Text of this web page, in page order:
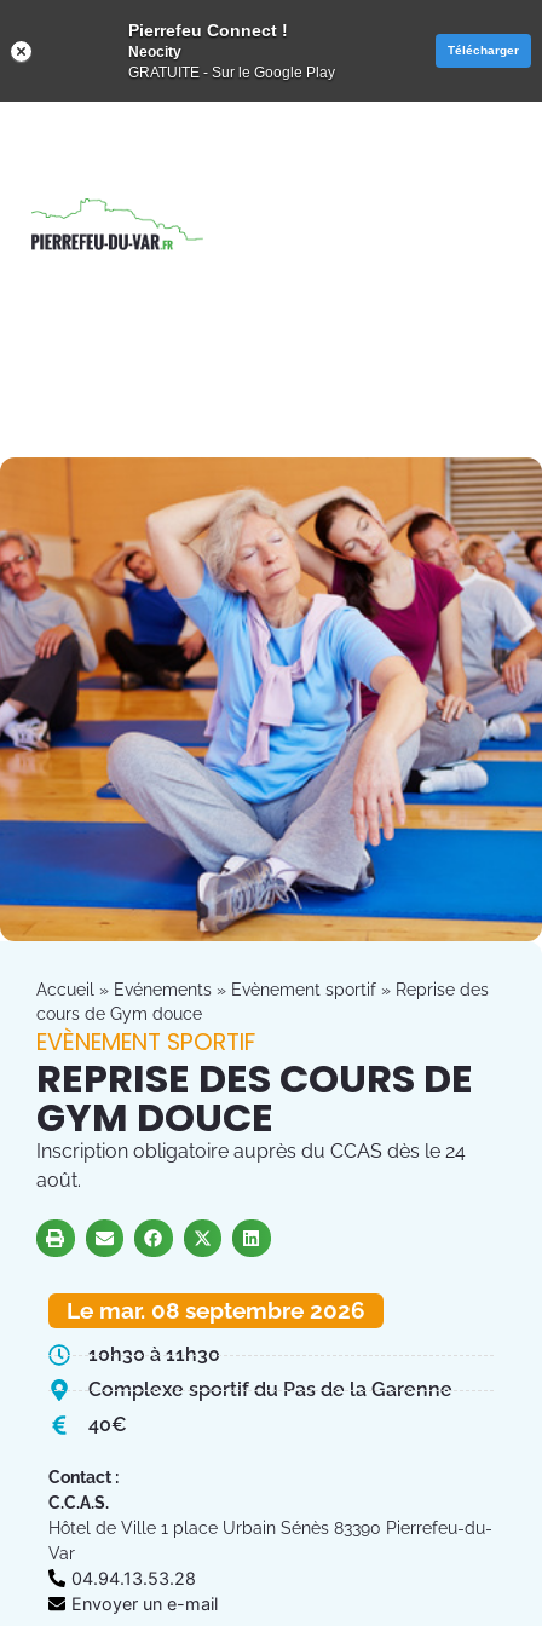
Accueil » Evénements » Evènement sportif » Reprise des
cours de Gym douce
EVÈNEMENT SPORTIF
REPRISE DES COURS DE
GYM DOUCE
Inscription obligatoire auprès du CCAS dès le 24
août.
Le mar. 08 septembre 2026
10h30 à 11h30
Complexe sportif du Pas de la Garenne
40€
Contact :
C.C.A.S.
Hôtel de Ville 1 place Urbain Sénès 83390 Pierrefeu-du-
Var
04.94.13.53.28
Envoyer un e-mail
Pierrefeu Connect !
Neocity
GRATUITE - Sur le Google Play
Télécharger